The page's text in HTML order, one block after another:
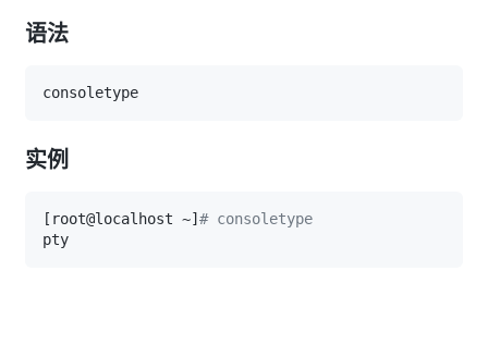
语法
实例
[ root@localhost ~] # consoletype